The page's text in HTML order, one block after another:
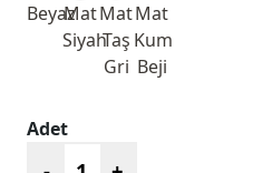
BeyazMat
Siyah
Mat
Taş
Gri
Mat
Kum
Beji
Adet